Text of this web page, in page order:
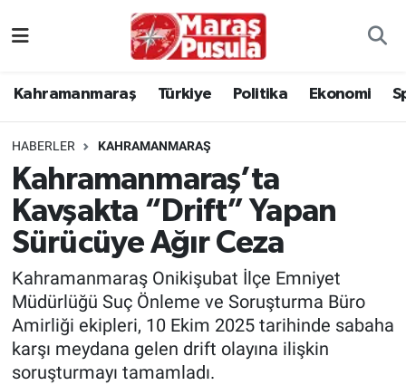
Kahramanmaraş Türkiye Politika Ekonomi
HABERLER KAHRAMANMARAŞ
Kahramanmaraş’ta
Kavşakta “Drift” Yapan
Sürücüye Ağır Ceza
Kahramanmaraş Onikişubat İlçe Emniyet
Müdürlüğü Suç Önleme ve Soruşturma Büro
Amirliği ekipleri, 10 Ekim 2025 tarihinde sabaha
karşı meydana gelen drift olayına ilişkin
soruşturmayı tamamladı.
Politika
Ekonomi
Spor
Kültür Sanat
İstanbul Trafik Yoğunluk Haritası
Süper Lig Puan Durumu ve Fikstür
Tüm Manşetler
Son Dakika Haberleri